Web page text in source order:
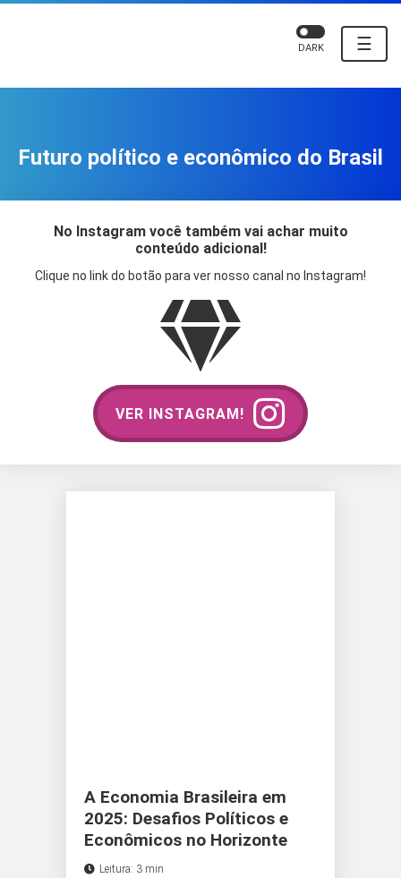
☰
DARK
Futuro político e econômico do Brasil
No Instagram você também vai achar muito
conteúdo adicional!
Clique no link do botão para ver nosso canal no Instagram!
VER INSTAGRAM!
A Economia Brasileira em
2025: Desafios Políticos e
Econômicos no Horizonte
Leitura: 3 min